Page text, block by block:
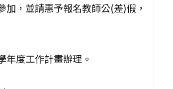
，並請惠予報名教師公(差)假，
度工作計畫辦理。